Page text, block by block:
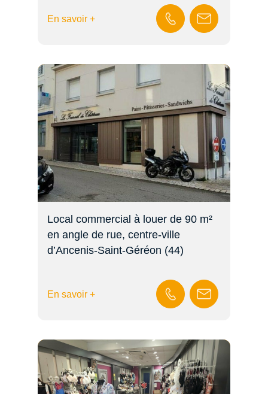
En savoir +
Local commercial à louer de 90 m²
en angle de rue, centre-ville
d’Ancenis-Saint-Géréon (44)
En savoir +